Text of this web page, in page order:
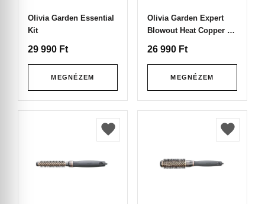
Olivia Garden Essential
Kit
29 990 Ft
MEGNÉZEM
Olivia Garden Expert
Blowout Heat Copper &
Szett
26 990 Ft
MEGNÉZEM